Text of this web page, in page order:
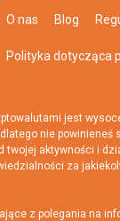
O nas Blog
Polityka dotycząca
jest
nie
aktywności i
za
z polegania na